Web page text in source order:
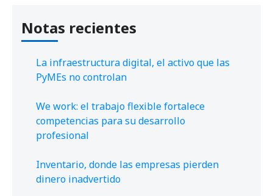
Notas recientes
La infraestructura digital, el activo que las
PyMEs no controlan
We work: el trabajo flexible fortalece
competencias para su desarrollo
profesional
Inventario, donde las empresas pierden
dinero inadvertido